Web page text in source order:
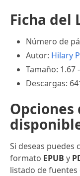
Ficha del
Número de
Autor: Hilary
Tamaño: 1.67
Descargas:
Opciones
Si deseas puedes
formato EPUB y
listado de